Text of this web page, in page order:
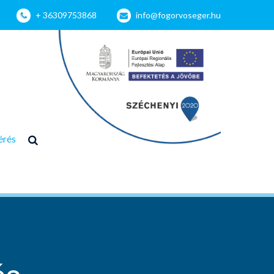
+ 36309753868 info@fogorvoseger.hu